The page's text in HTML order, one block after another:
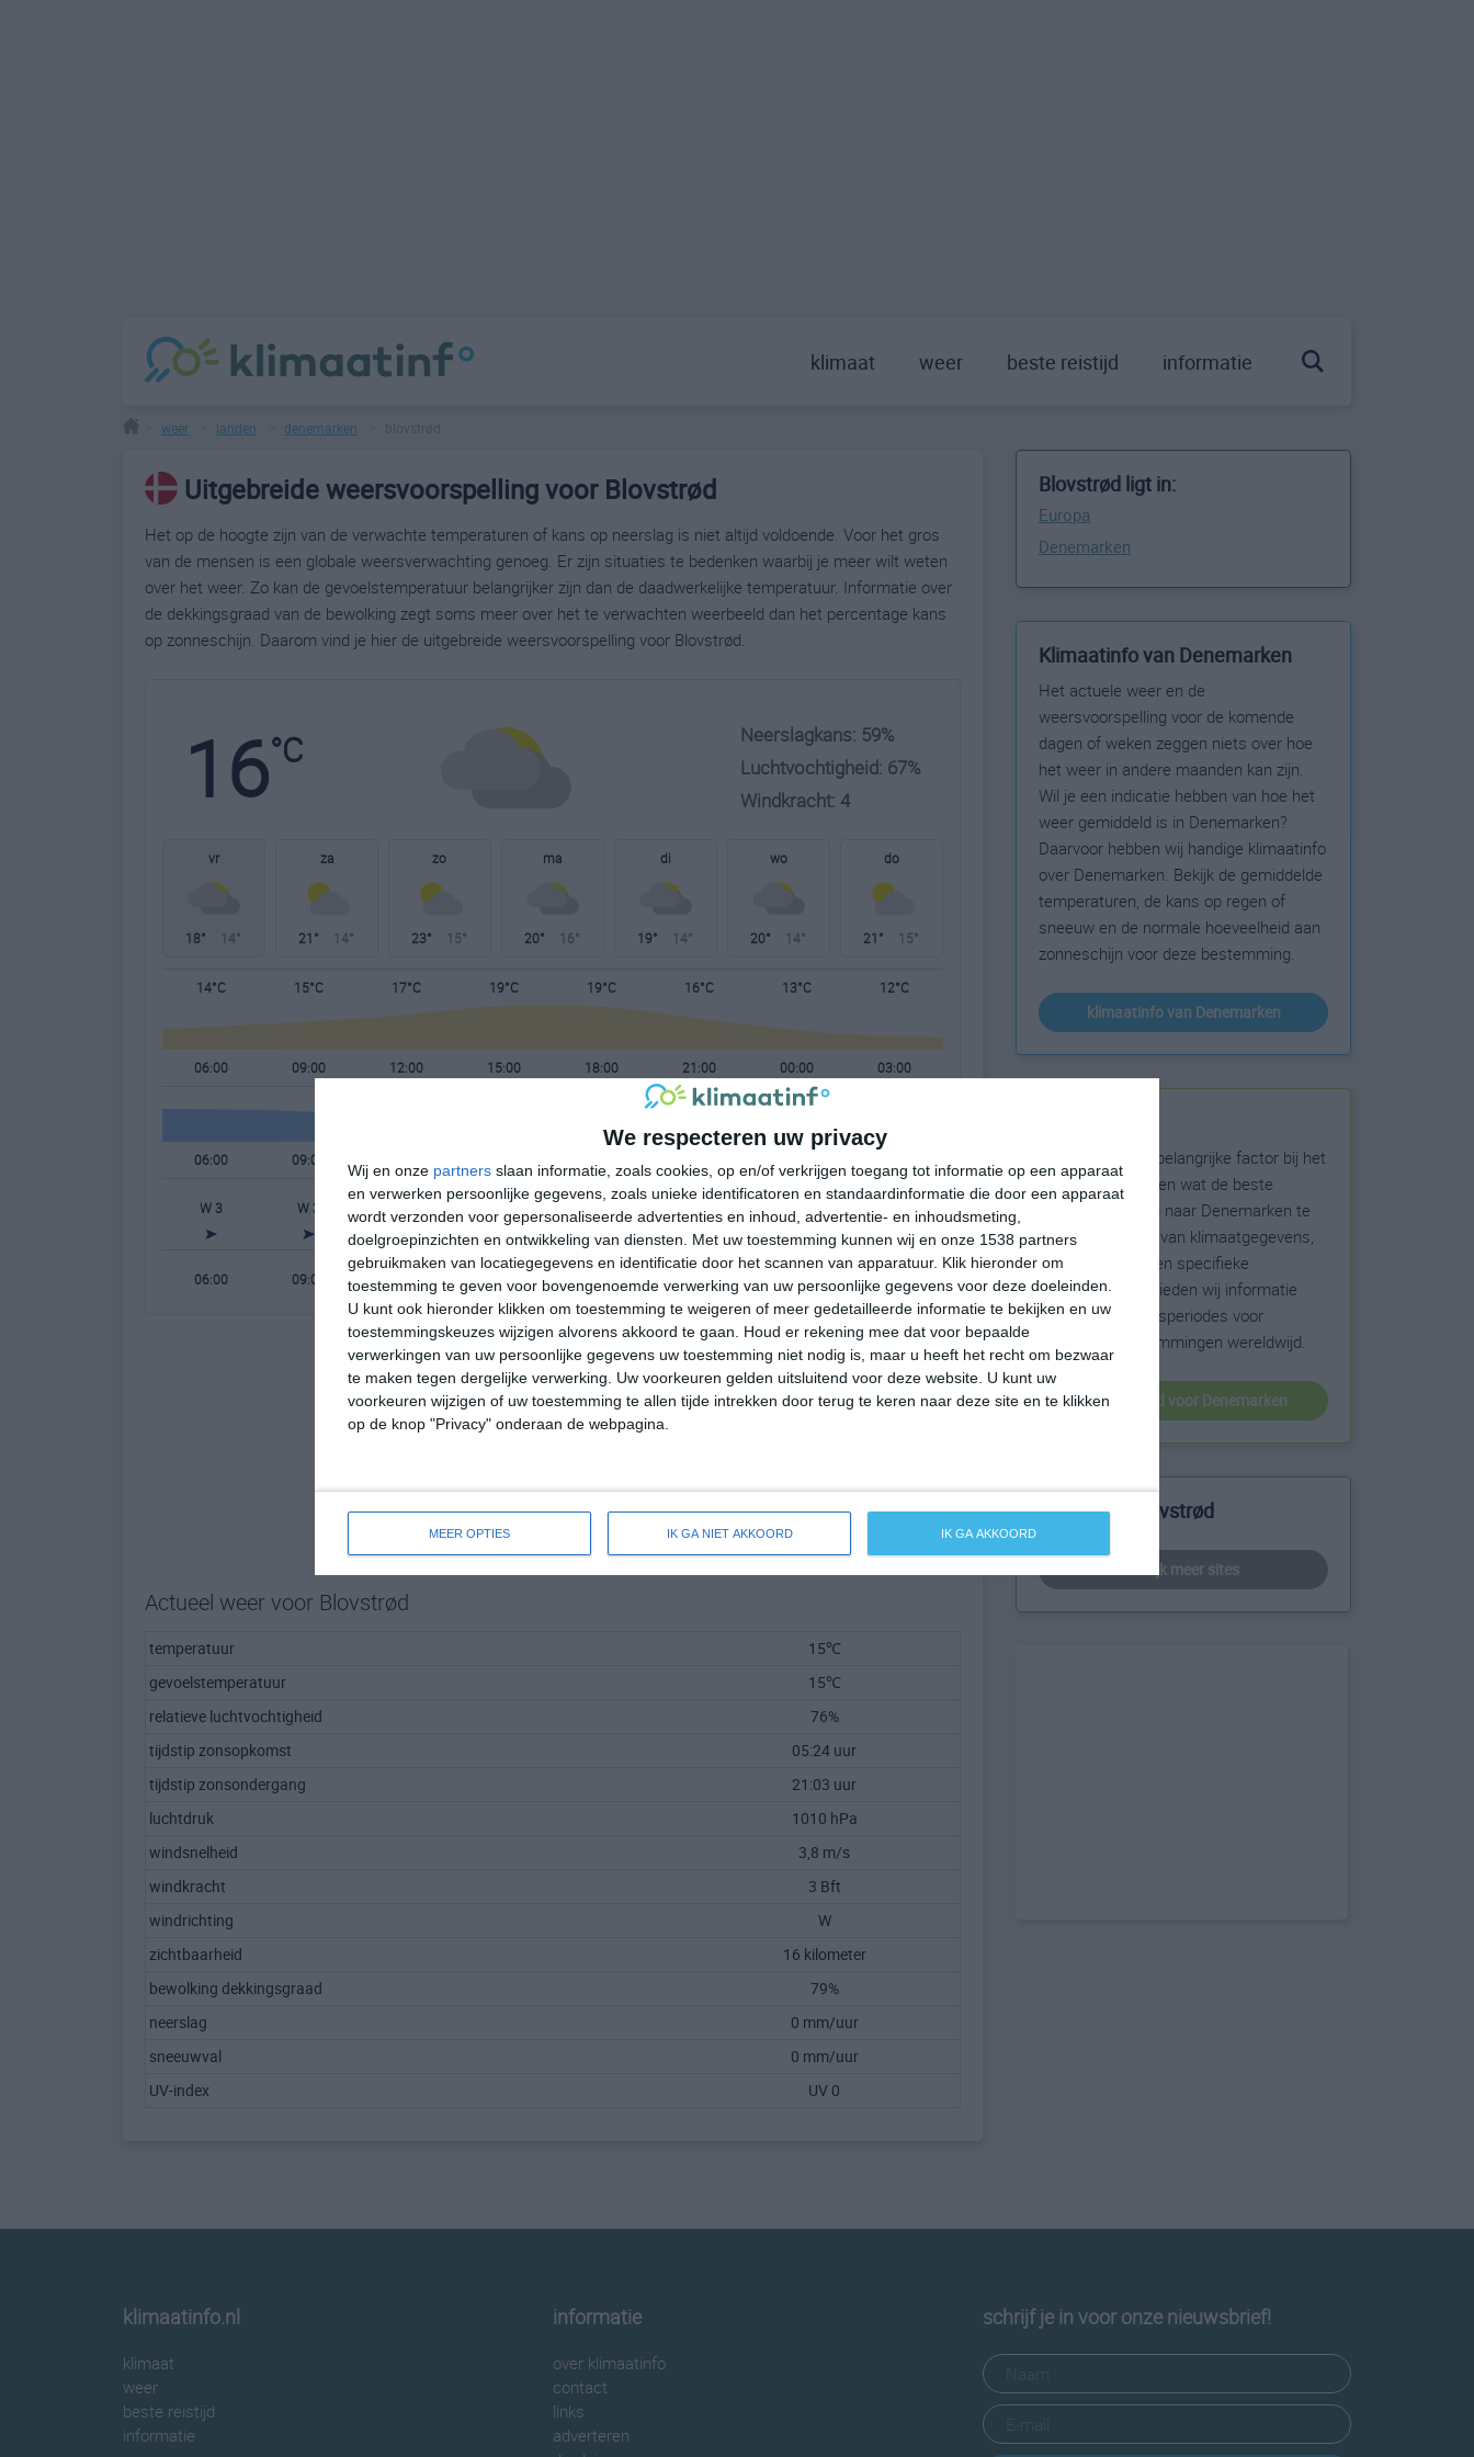
We respecteren uw privacy
Wij en onze partners slaan informatie, zoals cookies, op en/of verkrijgen toegang tot informatie op een apparaat
en verwerken persoonlijke gegevens, zoals unieke identificatoren en standaardinformatie die door een apparaat
wordt verzonden voor gepersonaliseerde advertenties en inhoud, advertentie- en inhoudsmeting,
doelgroepinzichten en ontwikkeling van diensten.
Met uw toestemming kunnen wij en onze 1538 partners
gebruikmaken van locatiegegevens en identificatie door het scannen van apparatuur. Klik hieronder om
toestemming te geven voor bovengenoemde verwerking van uw persoonlijke gegevens voor deze doeleinden.
U kunt ook hieronder klikken om toestemming te weigeren of meer gedetailleerde informatie te bekijken en uw
toestemmingskeuzes wijzigen alvorens akkoord te gaan.
Houd er rekening mee dat voor bepaalde
verwerkingen van uw persoonlijke gegevens uw toestemming niet nodig is, maar u heeft het recht om bezwaar
te maken tegen dergelijke verwerking. Uw voorkeuren gelden uitsluitend voor deze website. U kunt uw
voorkeuren wijzigen of uw toestemming te allen tijde intrekken door terug te keren naar deze site en te klikken
op de knop "Privacy" onderaan de webpagina.
MEER OPTIES IK GA NIET AKKOORD IK GA AKKOORD
klimaat weer beste reistijd informatie
weer landen denemarken
Uitgebreide weersvoorspelling voor Blovstrød
Het op de hoogte zijn van de verwachte temperaturen of kans op neerslag is niet altijd voldoende. Voor het gros
van de mensen is een globale weersverwachting genoeg. Er zijn situaties te bedenken waarbij je meer wilt weten
over het weer. Zo kan de gevoelstemperatuur belangrijker zijn dan de daadwerkelijke temperatuur. Informatie over
de dekkingsgraad van de bewolking zegt soms meer over het te verwachten weerbeeld dan het percentage kans
op zonneschijn. Daarom vind je hier de uitgebreide weersvoorspelling voor Blovstrød.
16°C
Neerslagkans: 59%
Luchtvochtigheid: 67%
Windkracht: 4
vr
18° 14°
za
21° 14°
zo
23° 15°
ma
20° 16°
di
19° 14°
wo
20° 14°
do
21° 15°
14°C 15°C 17°C 19°C 19°C 16°C 13°C 12°C
06:00 09:00 12:00 15:00 18:00 21:00 00:00 03:00
06:00 09:00
W 3 W 3 WNW 4 WNW 2 WZW 2 WZW 2
06:00 09:00 12:00 21:00
Actueel weer voor Blovstrød
temperatuur
15℃
gevoelstemperatuur
15℃
relatieve luchtvochtigheid
76%
tijdstip zonsopkomst
05:24 uur
tijdstip zonsondergang
21:03 uur
luchtdruk
1010 hPa
windsnelheid
3,8 m/s
windkracht
3 Bft
windrichting
W
zichtbaarheid
16 kilometer
bewolking dekkingsgraad
79%
neerslag
0 mm/uur
sneeuwval
0 mm/uur
UV-index
UV 0
Blovstrød ligt in:
Europa
Denemarken
Klimaatinfo van Denemarken
Het actuele weer en de
weersvoorspelling voor de komende
dagen of weken zeggen niets over hoe
het weer in andere maanden kan zijn.
Wil je een indicatie hebben van hoe het
weer gemiddeld is in Denemarken?
Daarvoor hebben wij handige klimaatinfo
over Denemarken. Bekijk de gemiddelde
temperaturen, de kans op regen of
sneeuw en de normale hoeveelheid aan
zonneschijn voor deze bestemming.
klimaatinfo van Denemarken
Het weer is een belangrijke factor bij het
reizen. Wil je weten wat de beste
maanden zijn om naar Denemarken te
reizen? Op basis van klimaatgegevens,
weersextremen en specifieke
weerinformatie bieden wij informatie
over de beste reisperiodes voor
duizenden bestemmingen wereldwijd.
beste reistijd voor Denemarken
Meer over Blovstrød
bekijk meer sites
klimaatinfo.nl
klimaat
weer
beste reistijd
informatie
informatie
over klimaatinfo
contact
links
adverteren
schrijf je in voor onze nieuwsbrief!